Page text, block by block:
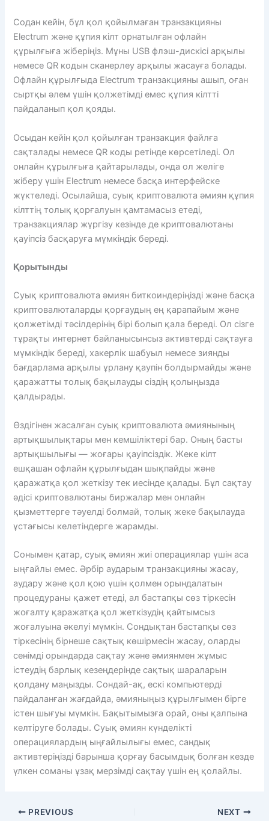
Содан кейін, бұл қол қойылмаған транзакцияны
Electrum және құпия кілт орнатылған офлайн
құрылғыға жіберіңіз. Мұны USB флэш-дискісі арқылы
немесе QR кодын сканерлеу арқылы жасауға болады.
Офлайн құрылғыда Electrum транзакцияны ашып, оған
сыртқы әлем үшін қолжетімді емес құпия кілтті
пайдаланып қол қояды.
Осыдан кейін қол қойылған транзакция файлға
сақталады немесе QR коды ретінде көрсетіледі. Ол
онлайн құрылғыға қайтарылады, онда ол желіге
жіберу үшін Electrum немесе басқа интерфейске
жүктеледі. Осылайша, суық криптовалюта әмиян құпия
кілттің толық қорғалуын қамтамасыз етеді,
транзакциялар жүргізу кезінде де криптовалютаны
қауіпсіз басқаруға мүмкіндік береді.
Қорытынды
Суық криптовалюта әмиян биткоиндеріңізді және басқа
криптовалюталарды қорғаудың ең қарапайым және
қолжетімді тәсілдерінің бірі болып қала береді. Ол сізге
тұрақты интернет байланысынсыз активтерді сақтауға
мүмкіндік береді, хакерлік шабуыл немесе зиянды
бағдарлама арқылы ұрлану қаупін болдырмайды және
қаражатты толық бақылауды сіздің қолыңызда
қалдырады.
Өздігінен жасалған суық криптовалюта әмиянының
артықшылықтары мен кемшіліктері бар. Оның басты
артықшылығы — жоғары қауіпсіздік. Жеке кілт
ешқашан офлайн құрылғыдан шықпайды және
қаражатқа қол жеткізу тек иесінде қалады. Бұл сақтау
әдісі криптовалютаны биржалар мен онлайн
қызметтерге тәуелді болмай, толық жеке бақылауда
ұстағысы келетіндерге жарамды.
Сонымен қатар, суық әмиян жиі операциялар үшін аса
ыңғайлы емес. Әрбір аударым транзакцияны жасау,
аудару және қол қою үшін қолмен орындалатын
процедураны қажет етеді, ал бастапқы сөз тіркесін
жоғалту қаражатқа қол жеткізудің қайтымсыз
жоғалуына әкелуі мүмкін. Сондықтан бастапқы сөз
тіркесінің бірнеше сақтық көшірмесін жасау, оларды
сенімді орындарда сақтау және әмиянмен жұмыс
істеудің барлық кезеңдерінде сақтық шараларын
қолдану маңызды. Сондай-ақ, ескі компьютерді
пайдаланған жағдайда, әмияныңыз құрылғымен бірге
істен шығуы мүмкін. Бақытымызға орай, оны қалпына
келтіруге болады. Суық әмиян күнделікті
операциялардың ыңғайлылығы емес, сандық
активтеріңізді барынша қорғау басымдық болған кезде
үлкен соманы ұзақ мерзімді сақтау үшін ең қолайлы.
PREVIOUS NEXT